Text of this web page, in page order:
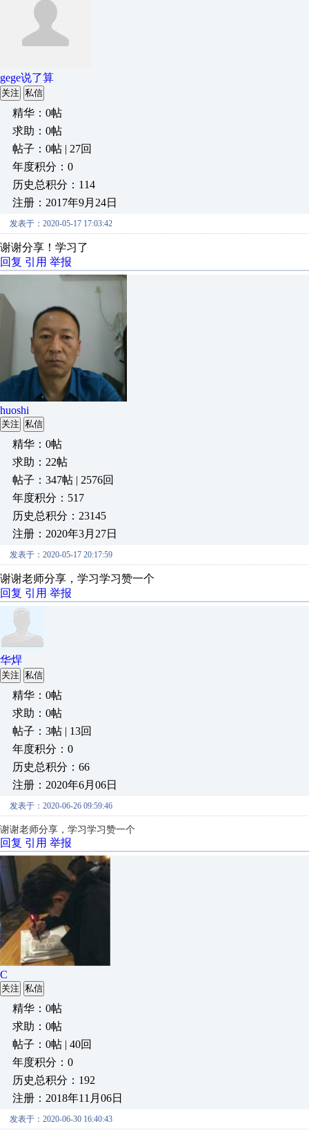
gege说了算
关注 私信
精华：0帖
求助：0帖
帖子：0帖 | 27回
年度积分：0
历史总积分：114
注册：2017年9月24日
发表于：2020-05-17 17:03:42
谢谢分享！学习了
回复 引用 举报
huoshi
关注 私信
精华：0帖
求助：22帖
帖子：347帖 | 2576回
年度积分：517
历史总积分：23145
注册：2020年3月27日
发表于：2020-05-17 20:17:59
谢谢老师分享，学习学习赞一个
回复 引用 举报
华焊
关注 私信
精华：0帖
求助：0帖
帖子：3帖 | 13回
年度积分：0
历史总积分：66
注册：2020年6月06日
发表于：2020-06-26 09:59:46
谢谢老师分享，学习学习赞一个
回复 引用 举报
C
关注 私信
精华：0帖
求助：0帖
帖子：0帖 | 40回
年度积分：0
历史总积分：192
注册：2018年11月06日
发表于：2020-06-30 16:40:43